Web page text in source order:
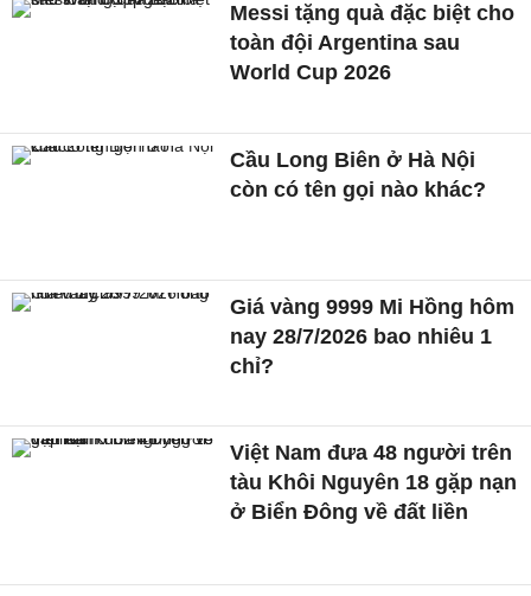
Messi tặng quà đặc biệt cho
toàn đội Argentina sau
World Cup 2026
Cầu Long Biên ở Hà Nội
còn có tên gọi nào khác?
Giá vàng 9999 Mi Hồng hôm
nay 28/7/2026 bao nhiêu 1
chỉ?
Việt Nam đưa 48 người trên
tàu Khôi Nguyên 18 gặp nạn
ở Biển Đông về đất liền